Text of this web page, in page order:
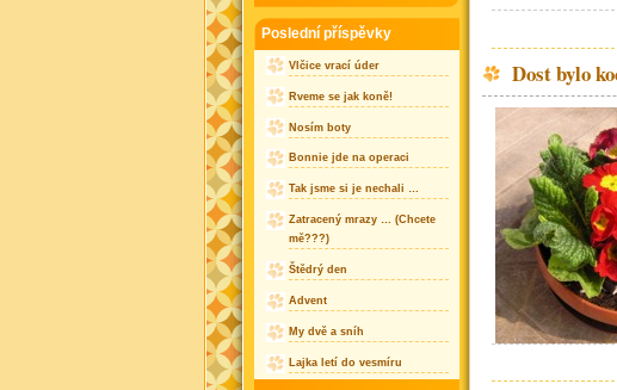
Dost bylo
Poslední příspěvky
Vlčice vrací úder
Rveme se jak koně!
Nosím boty
Bonnie jde na operaci
Tak jsme si je nechali …
Zatracený mrazy … (Chcete
mě???)
Štědrý den
Advent
My dvě a sníh
Lajka letí do vesmíru